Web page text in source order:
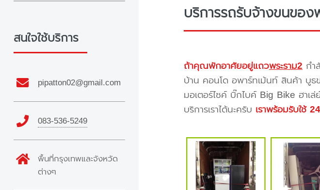
บริการรถรับจ้างขนของ
ถ้าคุณพักอาศัยอยู่แถวพระราม2กำ
บ้าน คอนโด อพาร์ทเม้นท์ สินค้า บูธ
มอเตอร์ไซค์ บิ๊กไบค์ Big Bike ฮาเ
บริการเราได้นะครับ เราพร้อมรับใช้
สนใจใช้บริการ
pipatton02@gmail.com
083-536-5249
พื้นที่กรุงเทพและจังหวัด
ต่างๆ